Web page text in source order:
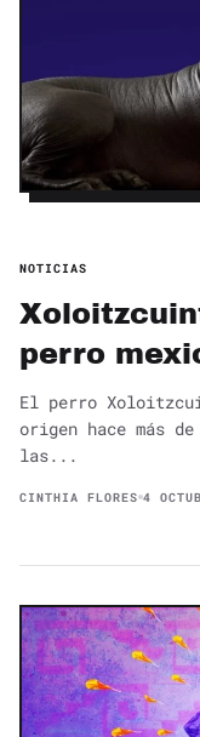
NOTICIAS
perro
El perro
origen hace más
las...
CINTHIA FLORES 4